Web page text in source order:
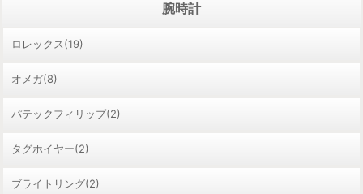
腕時計
ロレックス(19)
オメガ(8)
パテックフィリップ(2)
タグホイヤー(2)
ブライトリング(2)